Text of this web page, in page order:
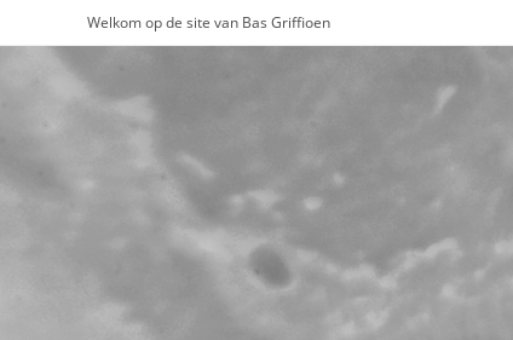
naar
Welkom op de site van Bas Griffioen